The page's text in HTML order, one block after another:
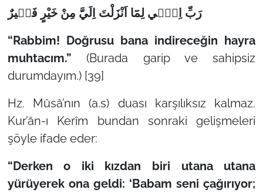
رَبِّ اِنّ۪ي لِمَٓا اَنْزَلْتَ اِلَيَّ مِنْ خَيْرٍ فَق۪يرٌ
“Rabbim! Doğrusu bana indireceğin hayra
muhtacım.” (Burada garip ve sahipsiz
durumdayım.) [39]
Hz. Mûsâ’nın (a.s) duası karşılıksız kalmaz.
Kur’ân-ı Kerîm bundan sonraki gelişmeleri
şöyle ifade eder:
“Derken o iki kızdan biri utana utana
yürüyerek ona geldi: ‘Babam seni çağırıyor;